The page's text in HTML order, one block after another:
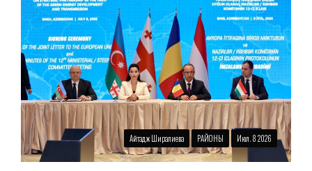
Айтадж Ширалиева РАЙОНЫ Июл. 8 2026